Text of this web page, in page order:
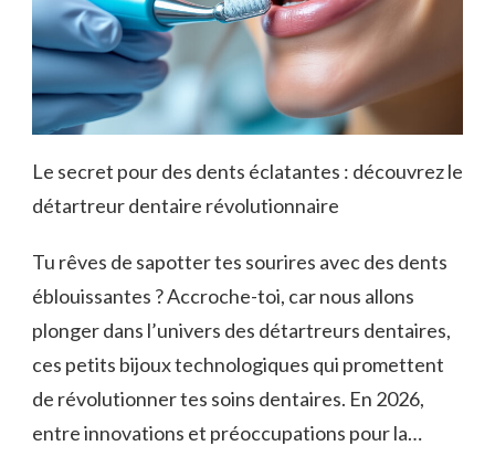
Le secret pour des dents éclatantes : découvrez le
détartreur dentaire révolutionnaire
Tu rêves de sapotter tes sourires avec des dents
éblouissantes ? Accroche-toi, car nous allons
plonger dans l’univers des détartreurs dentaires,
ces petits bijoux technologiques qui promettent
de révolutionner tes soins dentaires. En 2026,
entre innovations et préoccupations pour la…